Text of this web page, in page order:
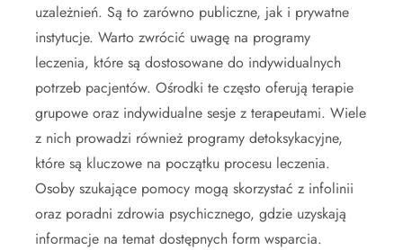
uzależnień. Są to zarówno publiczne, jak i prywatne
instytucje. Warto zwrócić uwagę na programy
leczenia, które są dostosowane do indywidualnych
potrzeb pacjentów. Ośrodki te często oferują terapie
grupowe oraz indywidualne sesje z terapeutami. Wiele
z nich prowadzi również programy detoksykacyjne,
które są kluczowe na początku procesu leczenia.
Osoby szukające pomocy mogą skorzystać z infolinii
oraz poradni zdrowia psychicznego, gdzie uzyskają
informacje na temat dostępnych form wsparcia.